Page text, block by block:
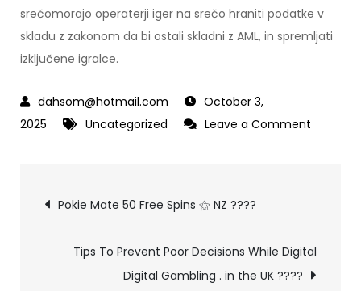
srečomorajo operaterji iger na srečo hraniti podatke v
skladu z zakonom da bi ostali skladni z AML, in spremljati
izključene igralce.
October 3,
2025
Uncategorized Leave a Comment
Z
Post
navigation
Pokie Mate 50 Free Spins ⚝ NZ ????
Tips To Prevent Poor Decisions While Digital
Digital Gambling . in the UK ????